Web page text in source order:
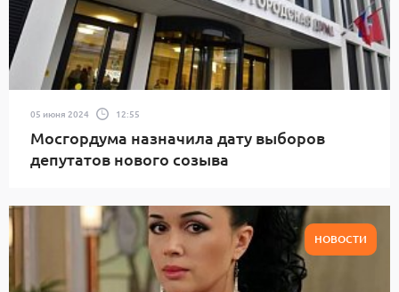
05 июня 2024 12:55
Мосгордума назначила дату выборов
депутатов нового созыва
НОВОСТИ